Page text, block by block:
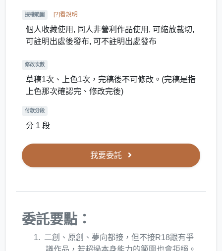
授權範圍 [?]看說明
個人收藏使用, 同人非營利作品使用, 可縮放裁切,
可註明出處後發布, 可不註明出處發布
修改次數
草稿1次、上色1次，完稿後不可修改。(完稿是指
上色那次確認完、修改完後)
付款分段
分 1 段
我要委託
委託要點：
二創、原創、夢向都接，但不接R18跟有爭